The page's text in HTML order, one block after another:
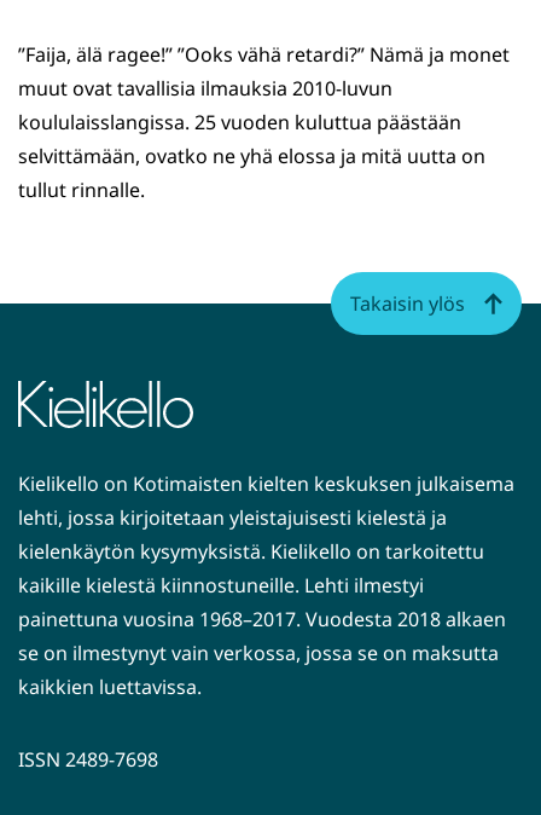
”Faija, älä ragee!” ”Ooks vähä retardi?” Nämä ja monet
muut ovat tavallisia ilmauksia 2010-luvun
koululaisslangissa. 25 vuoden kuluttua päästään
selvittämään, ovatko ne yhä elossa ja mitä uutta on
tullut rinnalle.
Kielikello on Kotimaisten kielten keskuksen julkaisema
lehti, jossa kirjoitetaan yleistajuisesti kielestä ja
kielenkäytön kysymyksistä. Kielikello on tarkoitettu
kaikille kielestä kiinnostuneille. Lehti ilmestyi
painettuna vuosina 1968–2017. Vuodesta 2018 alkaen
se on ilmestynyt vain verkossa, jossa se on maksutta
kaikkien luettavissa.
ISSN 2489-7698
Takaisin ylös